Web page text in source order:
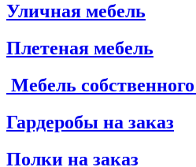
Уличная мебель
Плетеная мебель
Мебель
Гардеробы на заказ
Полки на заказ